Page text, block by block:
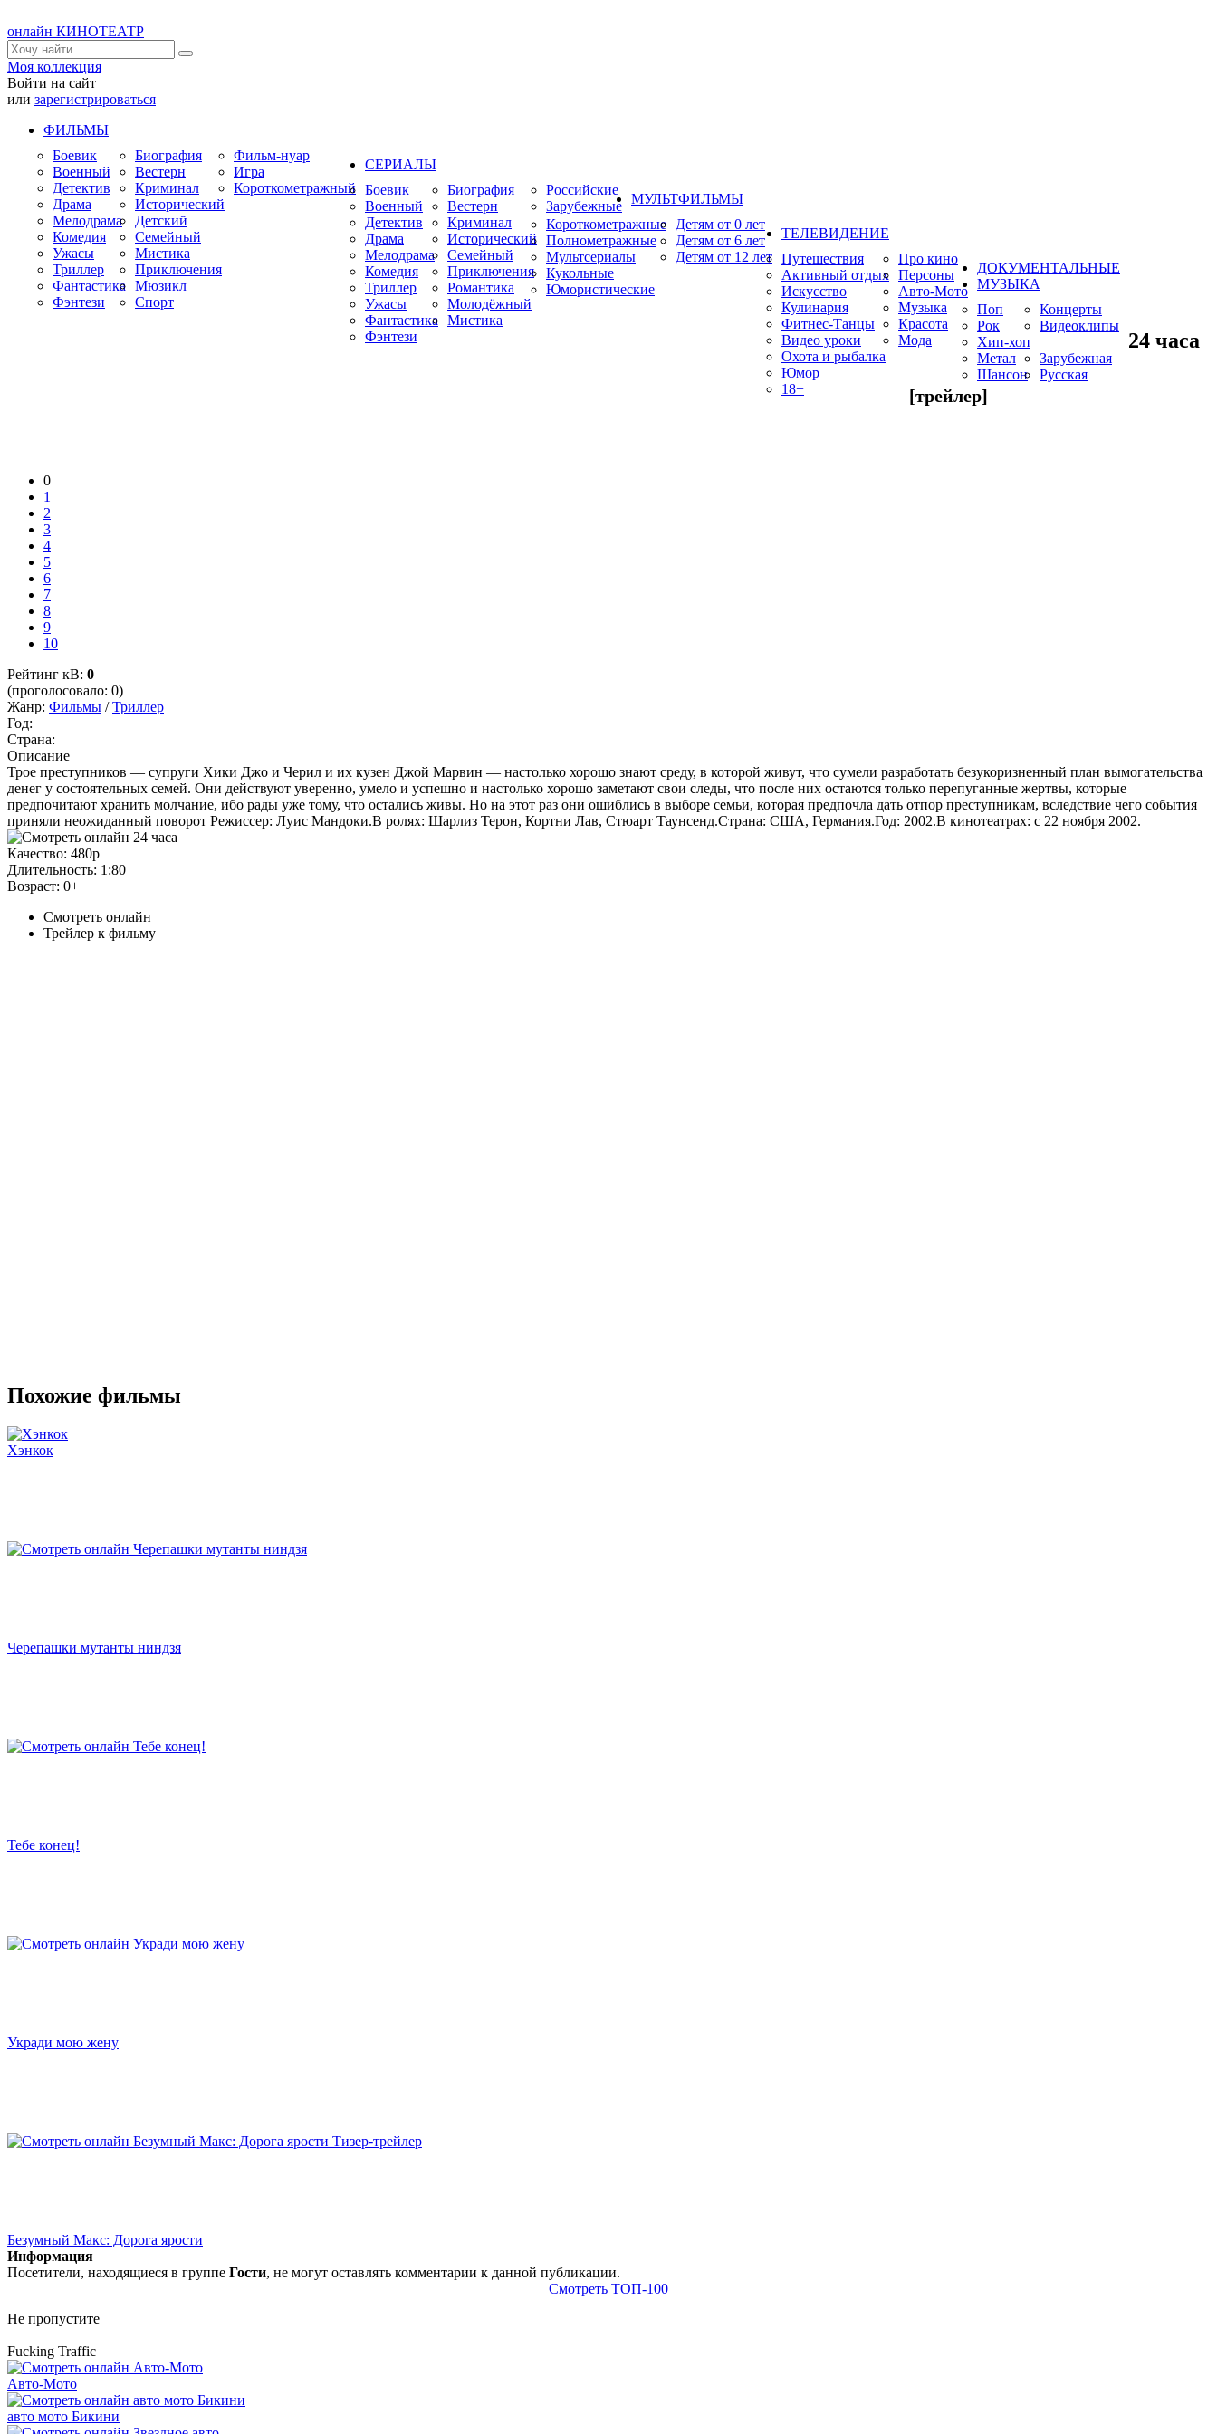
онлайн КИНОТЕАТР
Моя коллекция
Войти на сайт
или зарегистрироваться
ФИЛЬМЫ
Боевик
Военный
Детектив
Драма
Мелодрама
Комедия
Ужасы
Триллер
Фантастика
Фэнтези
Биография
Вестерн
Криминал
Исторический
Детский
Семейный
Мистика
Приключения
Мюзикл
Спорт
Фильм-нуар
Игра
Короткометражный
СЕРИАЛЫ
Боевик
Военный
Детектив
Драма
Мелодрама
Комедия
Триллер
Ужасы
Фантастика
Фэнтези
Биография
Вестерн
Криминал
Исторический
Семейный
Приключения
Романтика
Молодёжный
Мистика
Российские
Зарубежные МУЛЬТФИЛЬМЫ
Короткометражные
Полнометражные
Мультсериалы
Кукольные
Юмористические
Детям от 0 лет
Детям от 6 лет
Детям от 12 лет
ТЕЛЕВИДЕНИЕ
Путешествия
Активный отдых
Искусство
Кулинария
Фитнес-Танцы
Видео уроки
Охота и рыбалка
Юмор
18+
Про кино
Персоны
Авто-Мото
Музыка
Красота
Мода
ДОКУМЕНТАЛЬНЫЕ
МУЗЫКА
Поп
Рок
Хип-хоп
Метал
Шансон
Концерты
Видеоклипы
Зарубежная
Русская
24 часа
[трейлер]
0
1
2
3
4
5
6
7
8
9
10
Рейтинг кВ: 0
(проголосовало: 0)
Жанр: Фильмы /Триллер
Год:
Страна:
Описание
Трое преступников — супруги Хики Джо и Черил и их кузен Джой Марвин — настолько хорошо знают среду, в которой живут, что сумели разработать безукоризненный план вымогательства
денег у состоятельных семей. Они действуют уверенно, умело и успешно и настолько хорошо заметают свои следы, что после них остаются только перепуганные жертвы, которые
предпочитают хранить молчание, ибо рады уже тому, что остались живы. Но на этот раз они ошиблись в выборе семьи, которая предпочла дать отпор преступникам, вследствие чего события
приняли неожиданный поворот Режиссер: Луис Мандоки.В ролях: Шарлиз Терон, Кортни Лав, Стюарт Таунсенд.Страна: США, Германия.Год: 2002.В кинотеатрах: с 22 ноября 2002.
Качество: 480p
Длительность: 1:80
Возраст: 0+
Смотреть онлайн
Трейлер к фильму
Похожие фильмы
Хэнкок
Черепашки мутанты ниндзя
Тебе конец!
Укради мою жену
Безумный Макс: Дорога ярости
Информация
Посетители, находящиеся в группе Гости, не могут оставлять комментарии к данной публикации.
Смотреть ТОП-100
Не пропустите
Fucking Traffic
Авто-Мото
авто мото Бикини